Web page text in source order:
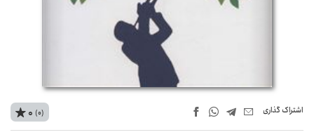
اشتراک‌ گذاری 0 (0)